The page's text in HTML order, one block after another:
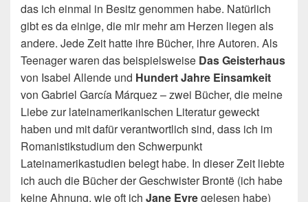
das ich einmal in Besitz genommen habe. Natürlich
gibt es da einige, die mir mehr am Herzen liegen als
andere. Jede Zeit hatte ihre Bücher, ihre Autoren. Als
Teenager waren das beispielsweise Das Geisterhaus
von Isabel Allende und Hundert Jahre Einsamkeit
von Gabriel García Márquez – zwei Bücher, die meine
Liebe zur lateinamerikanischen Literatur geweckt
haben und mit dafür verantwortlich sind, dass ich im
Romanistikstudium den Schwerpunkt
Lateinamerikastudien belegt habe. In dieser Zeit liebte
ich auch die Bücher der Geschwister Brontë (ich habe
keine Ahnung, wie oft ich Jane Eyregelesen habe)